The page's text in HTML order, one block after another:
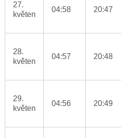
27.
květen
04:58 20:47
28.
květen
04:57 20:48
29.
květen
04:56 20:49